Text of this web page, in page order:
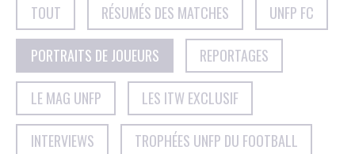
TOUT RÉSUMÉS DES MATCHES UNFP FC
PORTRAITS DE JOUEURS REPORTAGES
LE MAG UNFP LES ITW EXCLUSIF
INTERVIEWS TROPHÉES UNFP DU FOOTBALL